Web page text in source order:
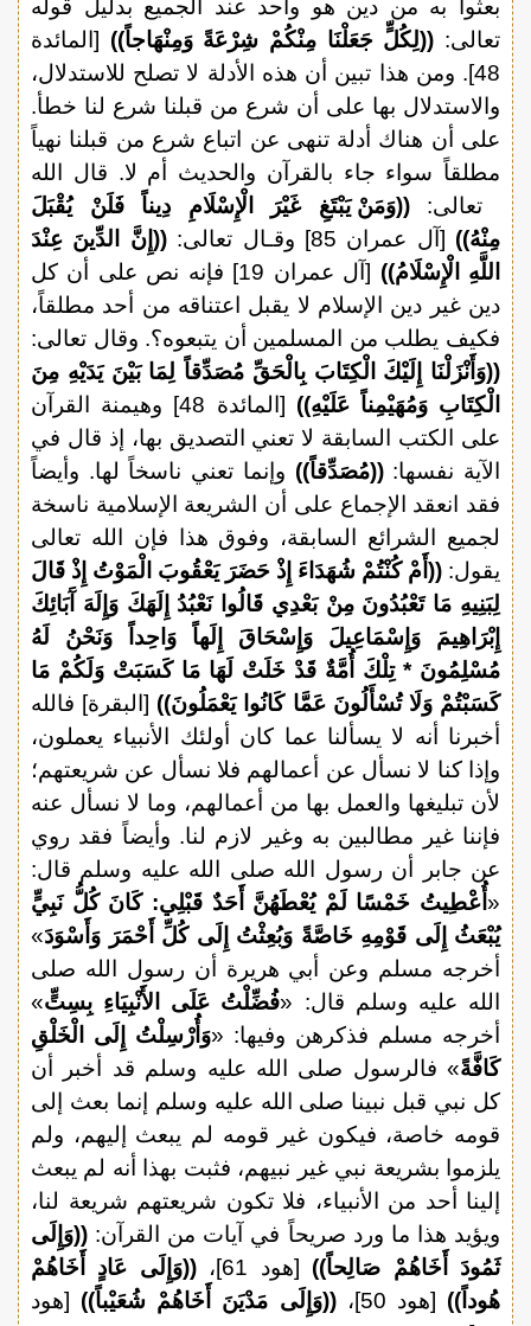
بعثوا به من دين هو واحد عند الجميع بدليل قوله
تعالى: ((لِكُلٍّ جَعَلْنَا مِنْكُمْ شِرْعَةً وَمِنْهَاجاً)) [المائدة
48]. ومن هذا تبين أن هذه الأدلة لا تصلح للاستدلال،
والاستدلال بها على أن شرع من قبلنا شرع لنا خطأ.
على أن هناك أدلة تنهى عن اتباع شرع من قبلنا نهياً
مطلقاً سواء جاء بالقرآن والحديث أم لا. قال الله
تعالى:((وَمَنْ يَبْتَغِ غَيْرَ الْإِسْلَامِ دِيناً فَلَنْ يُقْبَلَ
مِنْهُ)) [آل عمران 85] وقـال تعالى:
((إِنَّ الدِّينَ عِنْدَ
اللَّهِ الْإِسْلَامُ))
[آل عمران 19] فإنه نص على أن كل
دين غير دين الإسلام لا يقبل اعتناقه من أحد مطلقاً،
فكيف يطلب من المسلمين أن يتبعوه؟. وقال تعالى:
((وَأَنْزَلْنَا إِلَيْكَ الْكِتَابَ بِالْحَقِّ مُصَدِّقاً لِمَا بَيْنَ يَدَيْهِ مِنَ
الْكِتَابِ وَمُهَيْمِناً عَلَيْهِ))
[المائدة 48] وهيمنة القرآن
على الكتب السابقة لا تعني التصديق بها، إذ قال في
الآية نفسها:((مُصَدِّقاً)) وإنما تعني ناسخاً لها. وأيضاً
فقد انعقد الإجماع على أن الشريعة الإسلامية ناسخة
لجميع الشرائع السابقة، وفوق هذا فإن الله تعالى
يقول: ((أَمْ كُنْتُمْ شُهَدَاءَ إِذْ حَضَرَ يَعْقُوبَ الْمَوْتُ إِذْ قَالَ
لِبَنِيهِ مَا تَعْبُدُونَ مِنْ بَعْدِي قَالُوا نَعْبُدُ إِلَهَكَ وَإِلَهَ آَبَائِكَ
إِبْرَاهِيمَ وَإِسْمَاعِيلَ وَإِسْحَاقَ إِلَهاً وَاحِداً وَنَحْنُ لَهُ
مُسْلِمُونَ * تِلْكَ أُمَّةٌ قَدْ خَلَتْ لَهَا مَا كَسَبَتْ وَلَكُمْ مَا
كَسَبْتُمْ وَلَا تُسْأَلُونَ عَمَّا كَانُوا يَعْمَلُونَ)) [البقرة] فالله
أخبرنا أنه لا يسألنا عما كان أولئك الأنبياء يعملون،
وإذا كنا لا نسأل عن أعمالهم فلا نسأل عن شريعتهم؛
لأن تبليغها والعمل بها من أعمالهم، وما لا نسأل عنه
فإننا غير مطالبين به وغير لازم لنا. وأيضاً فقد روي
عن جابر أن رسول الله صلى الله عليه وسلم قال:
« أُعْطِيتُ خَمْسًا لَمْ يُعْطَهُنَّ أَحَدٌ قَبْلِي: كَانَ كُلُّ نَبِيٍّ
يُبْعَثُ إِلَى قَوْمِهِ خَاصَّةً وَبُعِثْتُ إِلَى كُلِّ أَحْمَرَ وَأَسْوَدَ»
أخرجه مسلم وعن أبي هريرة أن رسول الله صلى
الله عليه وسلم قال: «فُضِّلْتُ عَلَى الأَنْبِيَاءِ بِسِتٍّ»
أخرجه مسلم فذكرهن وفيها: «وَأُرْسِلْتُ إِلَى الْخَلْقِ
كَافَّةً» فالرسول صلى الله عليه وسلم قد أخبر أن
كل نبي قبل نبينا صلى الله عليه وسلم إنما بعث إلى
قومه خاصة، فيكون غير قومه لم يبعث إليهم، ولم
يلزموا بشريعة نبي غير نبيهم، فثبت بهذا أنه لم يبعث
إلينا أحد من الأنبياء، فلا تكون شريعتهم شريعة لنا،
ويؤيد هذا ما ورد صريحاً في آيات من القرآن: ((وَإِلَى
ثَمُودَ أَخَاهُمْ صَالِحاً)) [هود 61]،
((وَإِلَى عَادٍ أَخَاهُمْ
هُوداً)) [هود 50]، ((وَإِلَى مَدْيَنَ أَخَاهُمْ شُعَيْباً)) [هود